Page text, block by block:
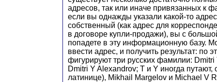
адресов, так или иначе привязанных к
если вы однажды указали какой-то
собственный (как адрес для
в договоре купли-продажи), вы с
попадете в эту информационную базу.
ввести адрес, и получить результат: по
фигурируют три русских фамилии:
Dmitri Y Alexandrov; T и Y иногда путают,
латинице), Mikhail Margelov и Michael V